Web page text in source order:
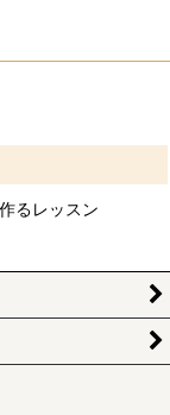
るレッスン